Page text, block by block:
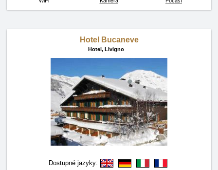
Hotel Bucaneve
Hotel, Livigno
Dostupné jazyky: